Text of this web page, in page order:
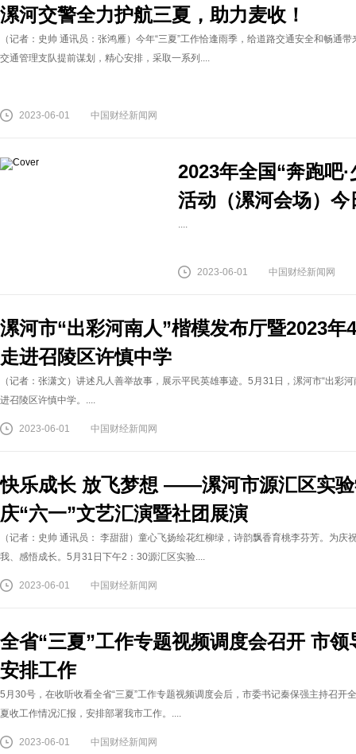
漯河交警全力护航三夏，助力麦收！
（记者：史帅 通讯员：张鸿雁）今年“三夏”工作恰逢雨季，给道路交通安全和畅通
交通管理支队提前谋划，精心安排，采取一系列....
2023-06-01 中国财经新闻网
2023年全国“奔跑吧
活动（漯河会场）今
....
2023-06-01 中国财经新闻网
漯河市“出彩河南人”楷模发布厅暨2023年
走进召陵区许慎中学
（记者：张潇文）讲述凡人善举故事，展示平民英雄事迹。5月31日，漯河市“出彩
进召陵区许慎中学。....
2023-06-01 中国财经新闻网
快乐成长 放飞梦想 ——漯河市源汇区实验
庆“六一”文艺汇演暨社团展演
（记者：史帅 通讯员： 李甜甜）童心飞扬绘花红柳绿，诗韵飘香育桃李芬芳。为庆
我、感悟成长。5月31日下午2：30源汇区实验....
2023-06-01 中国财经新闻网
全省“三夏”工作专题视频调度会召开 市
安排工作
5月30号，在收听收看全省“三夏”工作专题视频调度会后，市委书记秦保强主持召开
夏收工作情况汇报，安排部署我市工作。....
2023-06-01 中国财经新闻网